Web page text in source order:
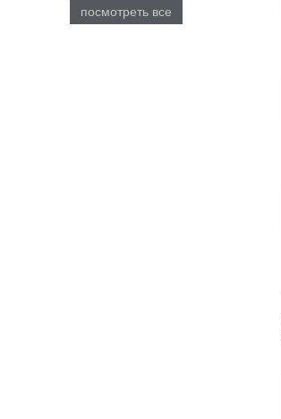
посмотреть все